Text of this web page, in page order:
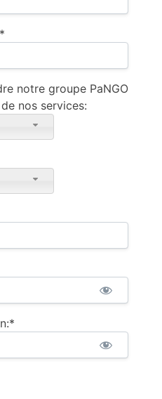
notre groupe PaNGO
nos services: